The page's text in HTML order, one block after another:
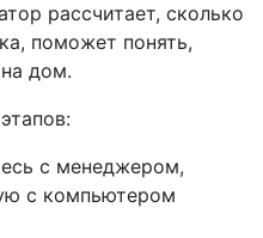
рассчитает, сколько
поможет понять,
дом.
с менеджером,
с компьютером